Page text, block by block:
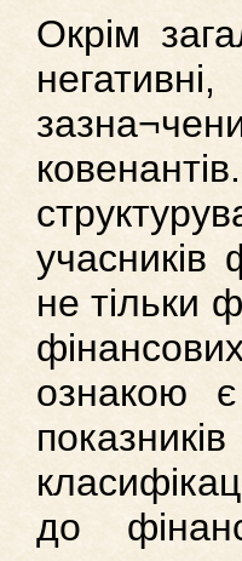
Окрім
учасників
не тільки
ознакою є
до